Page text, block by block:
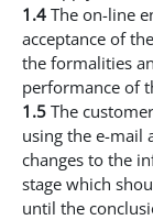
1.4 The on-line
acceptance of
the formalities
performance of
1.5 The
using the e-mail
changes to the
stage which
until the